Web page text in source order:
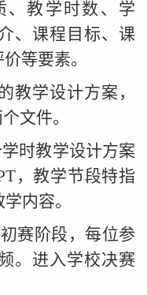
、教学时数、学
、课程目标、课
等要素。
教学设计方案，
文件。
时教学设计方案
，教学节段特指
内容。
赛阶段，每位参
。进入学校决赛